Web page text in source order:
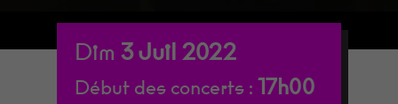
Dim 3 Juil 2022
Début des concerts : 17h00